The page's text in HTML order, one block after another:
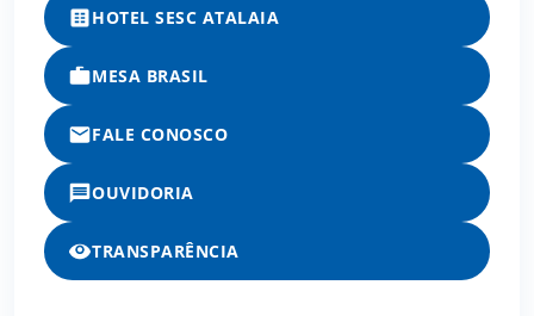
HOTEL SESC ATALAIA
MESA BRASIL
FALE CONOSCO
OUVIDORIA
TRANSPARÊNCIA